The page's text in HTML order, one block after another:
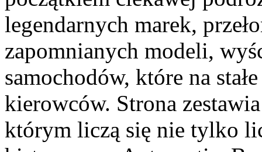
legendarnych marek,
zapomnianych modeli,
samochodów, które na
kierowców. Strona
którym liczą się nie tylko